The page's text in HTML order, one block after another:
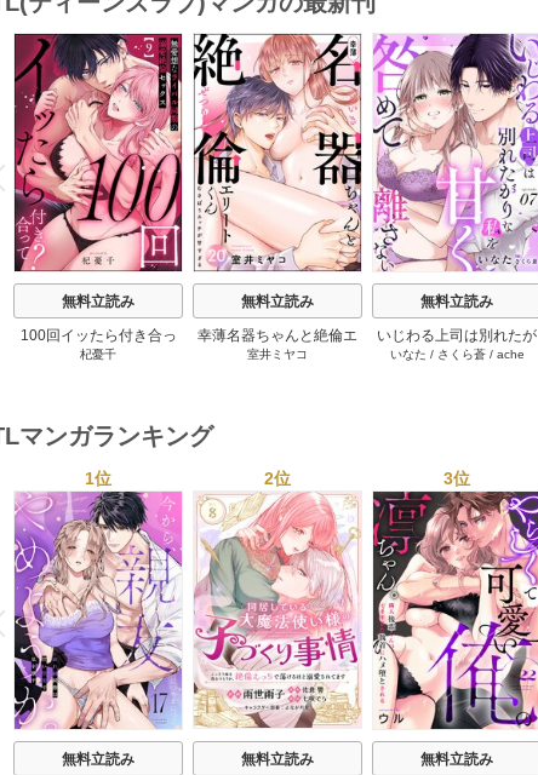
v
o
s
無料立読み
100回イッたら付き合っ
て？ 無愛想なライバル同
杞憂千
無料立読み
幸薄名器ちゃんと絶倫エ
リートくん むさぼりエッ
室井ミヤコ
無料立読み
いじわる上司は別れたが
りな私を甘く咎めて離さ
いなた / さくら蒼/ ache
マンガランキング
v
o
s
1位
無料立読み
2位
無料立読み
3位
無料立読み